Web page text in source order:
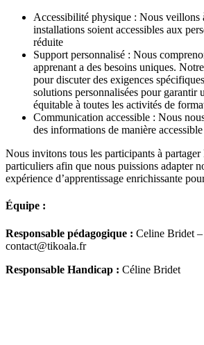
Accessibilité physique : Nous veillons
installations soient accessibles aux
réduite
Support personnalisé : Nous
apprenant a des besoins uniques.
pour discuter des exigences
solutions personnalisées pour garantir
équitable à toutes les activités de
Communication accessible : Nous
des informations de manière
Nous invitons tous les participants à partager
particuliers afin que nous puissions adapter
expérience d’apprentissage enrichissante
Équipe :
Responsable pédagogique : Celine Bridet
contact@tikoala.fr
Responsable Handicap : Céline Bridet